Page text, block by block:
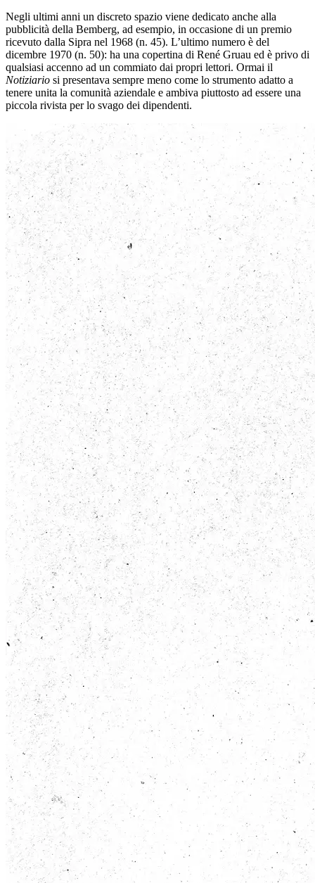
Negli ultimi anni un discreto spazio viene dedicato anche alla
pubblicità della Bemberg, ad esempio, in occasione di un premio
ricevuto dalla Sipra nel 1968 (n. 45). L’ultimo numero è del
dicembre 1970 (n. 50): ha una copertina di René Gruau ed è privo di
qualsiasi accenno ad un commiato dai propri lettori. Ormai il
Notiziario si presentava sempre meno come lo strumento adatto a
tenere unita la comunità aziendale e ambiva piuttosto ad essere una
piccola rivista per lo svago dei dipendenti.